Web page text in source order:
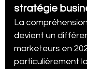
stratégie
La
devient un
marketeurs en
particulièrement